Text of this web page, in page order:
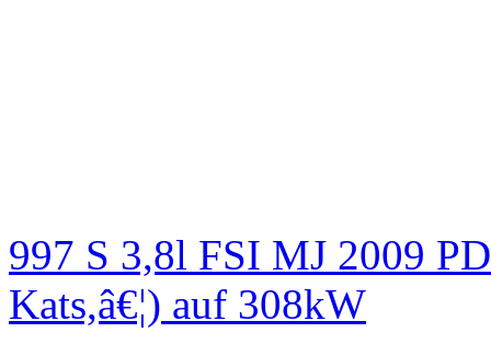
997 S 3,8l FSI MJ 2009
Kats,â€¦) auf 308kW